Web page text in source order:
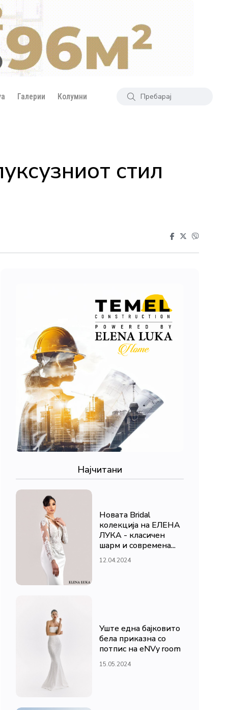
Галерии Колумни
стил
Најчитани
Новата Bridal
колекција на ЕЛЕНА
ЛУКА - класичен
шарм и современа...
12.04.2024
Уште една бајковито
бела приказна со
потпис на eNVy room
15.05.2024